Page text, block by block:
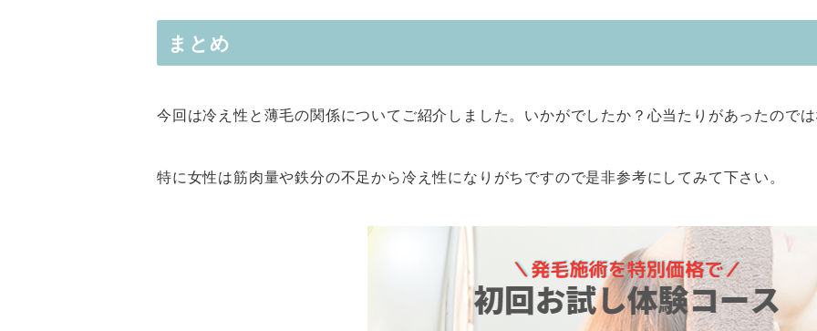
まとめ
今回は冷え性と薄毛の関係についてご紹介しました。いかがでしたか？心当たりがあったので
特に女性は筋肉量や鉄分の不足から冷え性になりがちですので是非参考にしてみて下さい。